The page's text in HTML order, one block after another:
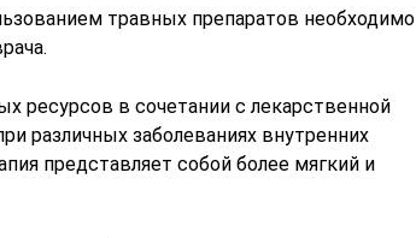
травных препаратов необходимо
ресурсов в сочетании с лекарственной
различных заболеваниях внутренних
представляет собой более мягкий и